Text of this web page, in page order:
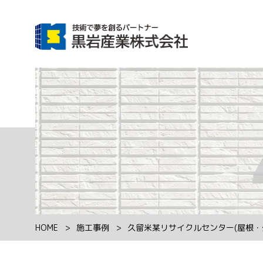
HOME 施工事例 久留米某リサイクルセンター(屋根